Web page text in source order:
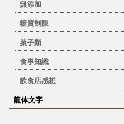
無添加
糖質制限
菓子類
食事知識
飲食店感想
龍体文字